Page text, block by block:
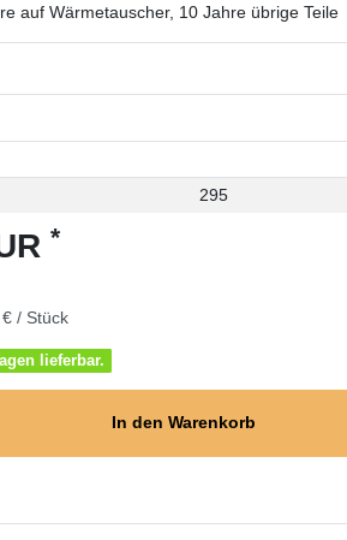
auf Wärmetauscher, 10 Jahre übrige Teile
295
*
/ Stück
lieferbar.
In den Warenkorb